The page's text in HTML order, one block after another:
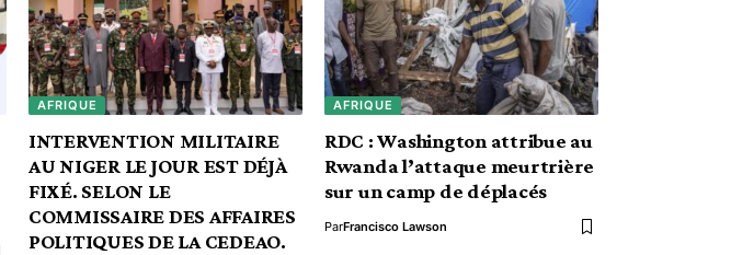
AFRIQUE
INTERVENTION MILITAIRE
AU NIGER LE JOUR EST DÉJÀ
FIXÉ. SELON LE
COMMISSAIRE DES AFFAIRES
POLITIQUES DE LA CEDEAO.
AFRIQUE
RDC : Washington attribue au
Rwanda l’attaque meurtrière
sur un camp de déplacés
ParFrancisco Lawson